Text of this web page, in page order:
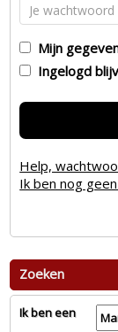
Mijn
Ingelogd
Help,
Ik ben nog
Zoeken
Ik ben een